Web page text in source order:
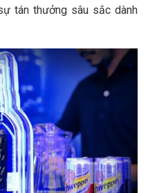
tán thưởng sâu sắc dành